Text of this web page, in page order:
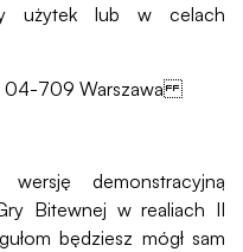
użytek lub w celach
04-709 Warszawa
demonstracyjną
Bitewnej w realiach II
będziesz mógł sam